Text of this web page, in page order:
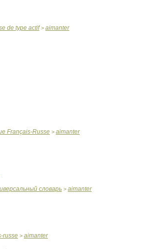
de type actif> aimanter
Français-Russe > aimanter
словарь > aimanter
russe > aimanter